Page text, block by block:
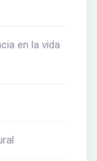
en la vida